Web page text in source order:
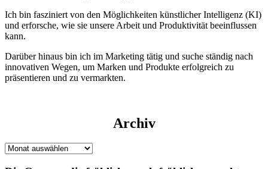
Ich bin fasziniert von den Möglichkeiten künstlicher Intelligenz (KI)
und erforsche, wie sie unsere Arbeit und Produktivität beeinflussen
kann.
Darüber hinaus bin ich im Marketing tätig und suche ständig nach
innovativen Wegen, um Marken und Produkte erfolgreich zu
präsentieren und zu vermarkten.
Archiv
Archiv